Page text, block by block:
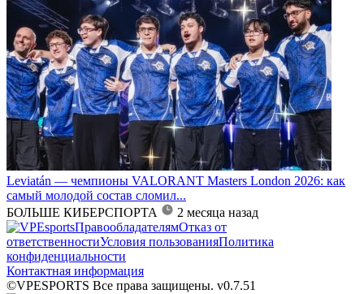
Leviatán — чемпионы VALORANT Masters London 2026: как
самый молодой состав сломил...
БОЛЬШЕ КИБЕРСПОРТА
2 месяца назад
ПравообладателямОтказ от
ответственностиУсловия пользованияПолитика
конфиденциальности
Контактная информация
©VPESPORTS Все права защищены. v0.7.51